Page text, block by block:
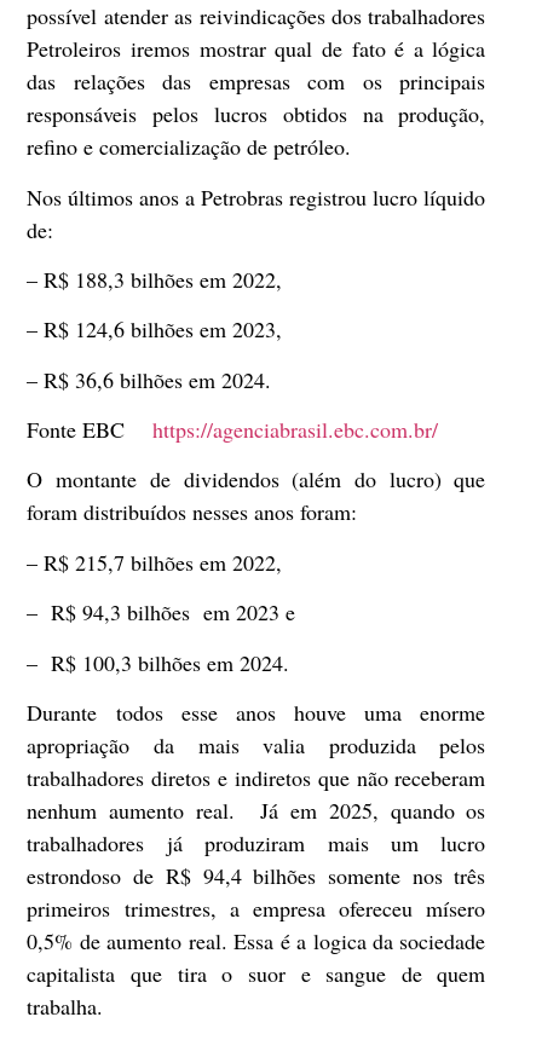
possível atender as reivindicações dos trabalhadores
Petroleiros iremos mostrar qual de fato é a lógica
das relações das empresas com os principais
responsáveis pelos lucros obtidos na produção,
refino e comercialização de petróleo.
Nos últimos anos a Petrobras registrou lucro líquido
de:
– R$ 188,3 bilhões em 2022,
– R$ 124,6 bilhões em 2023,
– R$ 36,6 bilhões em 2024.
Fonte EBChttps://agenciabrasil.ebc.com.br/
O montante de dividendos (além do lucro) que
foram distribuídos nesses anos foram:
– R$ 215,7 bilhões em 2022,
– R$ 94,3 bilhões em 2023 e
– R$ 100,3 bilhões em 2024.
Durante todos esse anos houve uma enorme
apropriação da mais valia produzida pelos
trabalhadores diretos e indiretos que não receberam
nenhum aumento real. Já em 2025, quando os
trabalhadores já produziram mais um lucro
estrondoso de R$ 94,4 bilhões somente nos três
primeiros trimestres, a empresa ofereceu mísero
0,5% de aumento real. Essa é a logica da sociedade
capitalista que tira o suor e sangue de quem
trabalha.